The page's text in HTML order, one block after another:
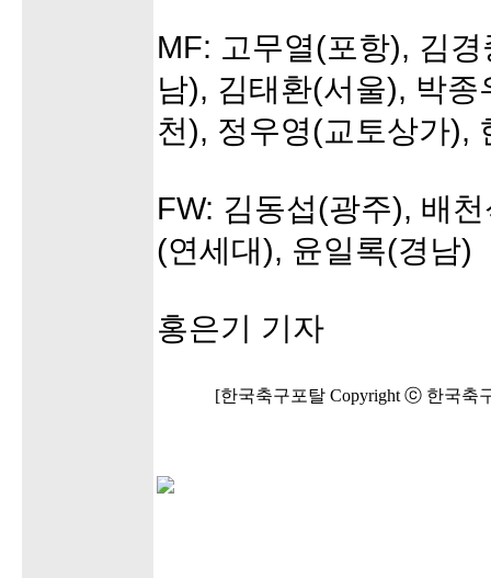
MF: 고무열(포항), 김
남), 김태환(서울), 박
천), 정우영(교토상가),
FW: 김동섭(광주), 배
(연세대), 윤일록(경남)
홍은기 기자
[한국축구포탈 Copyright ⓒ 한국축